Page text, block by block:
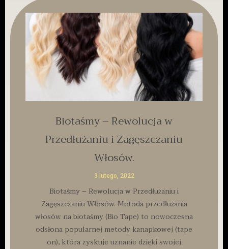
Biotaśmy – Rewolucja w
Przedłużaniu i Zagęszczaniu
Włosów.
3 lutego, 2022
Biotaśmy – Rewolucja w Przedłużaniu i
Zagęszczaniu Włosów. Metoda przedłużania
włosów na biotaśmy (Bio Tape) to nowoczesna
odsłona popularnej metody kanapkowej (tape
on), która zyskuje uznanie dzięki swojej